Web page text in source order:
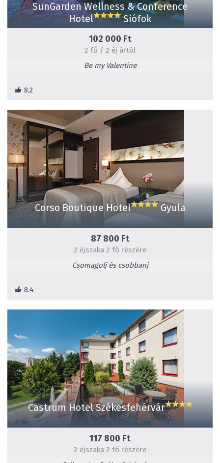
SunGarden Wellness & Conference
Hotel
Siófok
102 000 Ft
2 fő / 2 éj ártól
Be my Valentine
8.2
Corso Boutique Hotel Gyula
87 800 Ft
2 éjszaka 2 fő részére
Csomagolj és csobbanj
8.4
Castrum Hotel Székesfehérvár
117 800 Ft
2 éjszaka 2 fő részére